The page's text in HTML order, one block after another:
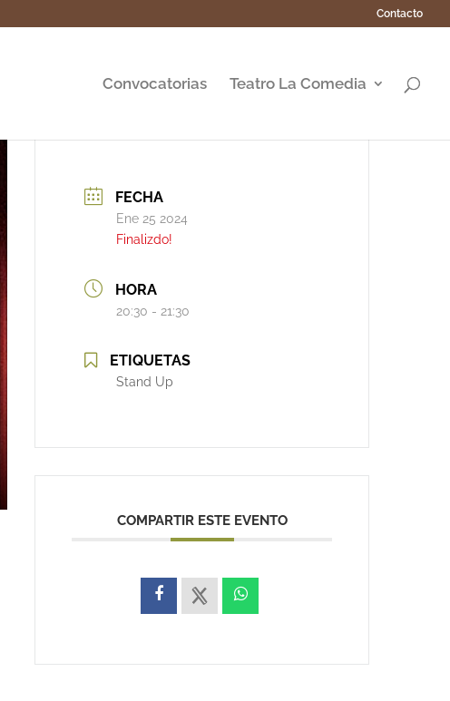
Contacto
Convocatorias Teatro La Comedia
FECHA
Ene 25 2024
Finalizdo!
HORA
20:30 - 21:30
ETIQUETAS
Stand Up
COMPARTIR ESTE EVENTO